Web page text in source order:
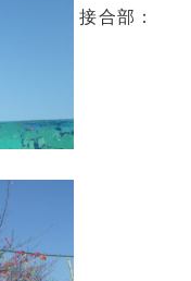
接合部：